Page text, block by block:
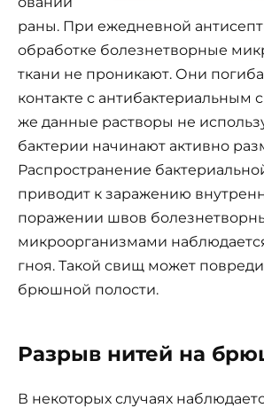
раны. При ежедневной
обработке болезнетворные
ткани не проникают. Они
контакте с антибактериальным
же данные растворы не
бактерии начинают активно
Распространение
приводит к заражению
поражении швов
микроорганизмами
гноя. Такой свищ может
брюшной полости.
Разрыв нитей на
В некоторых случаях